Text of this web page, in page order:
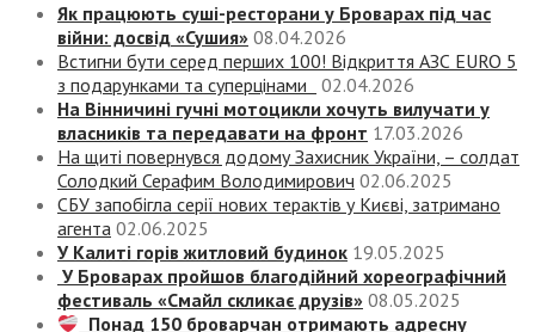
Як працюють суші-ресторани у Броварах під час
війни: досвід «Сушия» 08.04.2026
Встигни бути серед перших 100! Відкриття АЗС EURO 5
з подарунками та суперцінами
02.04.2026
На Вінничині гучні мотоцикли хочуть вилучати у
власників та передавати на фронт 17.03.2026
На щиті повернувся додому Захисник України, – солдат
Солодкий Серафим Володимирович 02.06.2025
СБУ запобігла серії нових терактів у Києві, затримано
агента 02.06.2025
У Калиті горів житловий будинок 19.05.2025
У Броварах пройшов благодійний хореографічний
фестиваль «Смайл скликає друзів» 08.05.2025
Понад 150 броварчан отримають адресну